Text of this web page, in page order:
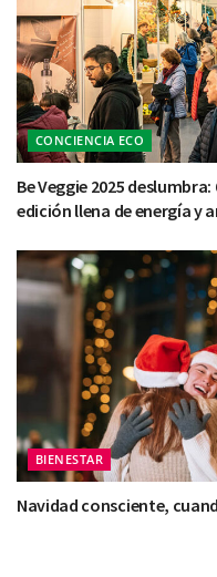
CONCIENCIA ECO
Be Veggie 2025
edición llena de energía y
BIENESTAR
Navidad consciente,